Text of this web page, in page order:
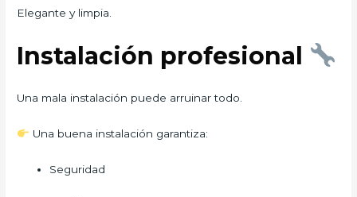
Elegante y limpia.
Instalación profesional
Una mala instalación puede arruinar todo.
Una buena instalación garantiza:
Seguridad